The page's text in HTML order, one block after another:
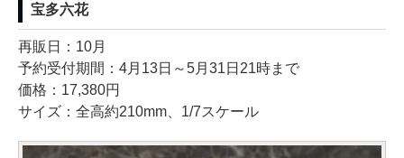
宝多六花
再販日：10月
予約受付期間：4月13日～5月31日21時まで
価格：17,380円
サイズ：全高約210mm、1/7スケール